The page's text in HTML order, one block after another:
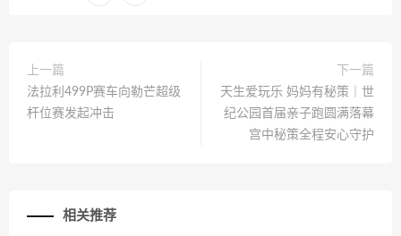
上一篇
法拉利499P赛车向勒芒超级
杆位赛发起冲击
下一篇
天生爱玩乐 妈妈有秘策｜世
纪公园首届亲子跑圆满落幕
宫中秘策全程安心守护
相关推荐